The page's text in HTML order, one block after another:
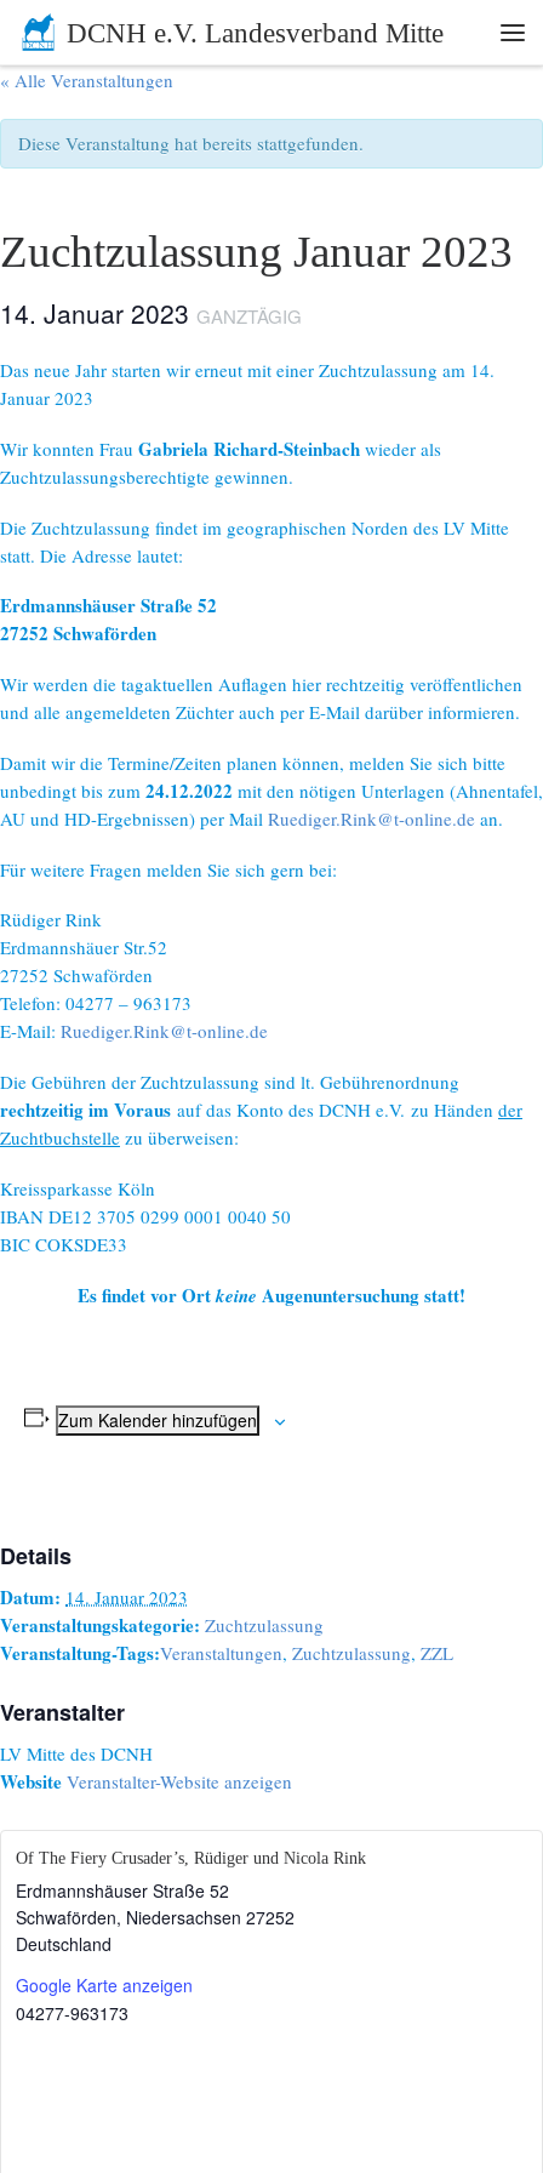
Zum Inhalt springen
DCNH e.V. Landesverband Mitte
« Alle Veranstaltungen
Diese Veranstaltung hat bereits stattgefunden.
Zuchtzulassung Januar 2023
14. Januar 2023 GANZTÄGIG
Das neue Jahr starten wir erneut mit einer Zuchtzulassung am 14.
Januar 2023
Wir konnten Frau Gabriela Richard-Steinbach wieder als
Zuchtzulassungsberechtigte gewinnen.
Die Zuchtzulassung findet im geographischen Norden des LV Mitte
statt. Die Adresse lautet:
Erdmannshäuser Straße 52
27252 Schwaförden
Wir werden die tagaktuellen Auflagen hier rechtzeitig veröffentlichen
und alle angemeldeten Züchter auch per E-Mail darüber informieren.
Damit wir die Termine/Zeiten planen können, melden Sie sich bitte
unbedingt bis zum 24.12.2022 mit den nötigen Unterlagen (Ahnentafel,
AU und HD-Ergebnissen) per Mail Ruediger.Rink@t-online.de an.
Für weitere Fragen melden Sie sich gern bei:
Rüdiger Rink
Erdmannshäuer Str.52
27252 Schwaförden
Telefon: 04277 – 963173
E-Mail: Ruediger.Rink@t-online.de
Die Gebühren der Zuchtzulassung sind lt. Gebührenordnung
rechtzeitig im Voraus auf das Konto des DCNH e.V. zu Händen der
Zuchtbuchstelle zu überweisen:
Kreissparkasse Köln
IBAN DE12 3705 0299 0001 0040 50
BIC COKSDE33
Es findet vor Ortkeine Augenuntersuchung statt!
Zum Kalender hinzufügen
Details
Datum: 14. Januar 2023
Veranstaltungskategorie: Zuchtzulassung
Veranstaltung-Tags:Veranstaltungen, Zuchtzulassung, ZZL
Veranstalter
LV Mitte des DCNH
Website Veranstalter-Website anzeigen
Of The Fiery Crusader’s, Rüdiger und Nicola Rink
Erdmannshäuser Straße 52
Schwaförden, Niedersachsen 27252
Deutschland
Google Karte anzeigen
04277-963173